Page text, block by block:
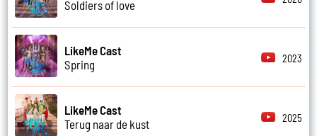
Soldiers of love
LikeMe Cast
Spring
2023
LikeMe Cast
Terug naar de kust
2025